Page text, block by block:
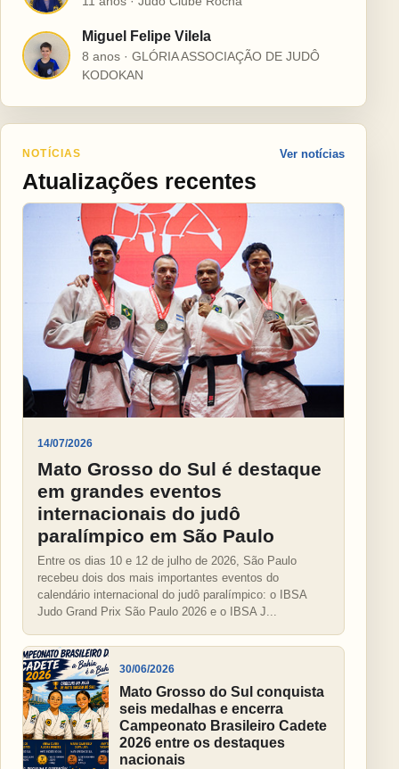
M
Miguel Felipe Vilela
8 anos · GLÓRIA ASSOCIAÇÃO DE JUDÔ
KODOKAN
NOTÍCIAS
Atualizações recentes
Ver notícias
14/07/2026
Mato Grosso do Sul é destaque
em grandes eventos
internacionais do judô
paralímpico em São Paulo
Entre os dias 10 e 12 de julho de 2026, São Paulo
recebeu dois dos mais importantes eventos do
calendário internacional do judô paralímpico: o IBSA
Judo Grand Prix São Paulo 2026 e o IBSA J...
30/06/2026
Mato Grosso do Sul conquista
seis medalhas e encerra
Campeonato Brasileiro Cadete
2026 entre os destaques
nacionais